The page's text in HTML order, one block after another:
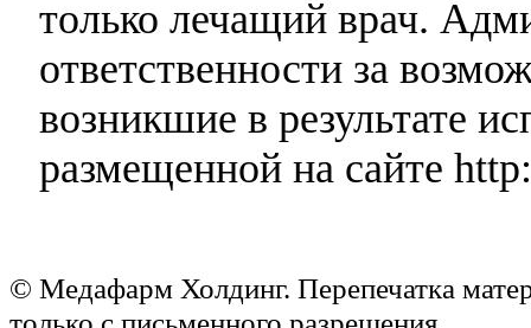
только лечащий врач.
ответственности за
возникшие в результате
размещенной на сайте
© Медафарм Холдинг. Перепечатка